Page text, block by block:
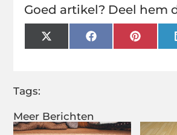
Meer Berichten
Goed artikel? Deel hem
X
(Twitter)
Facebook
Tags: